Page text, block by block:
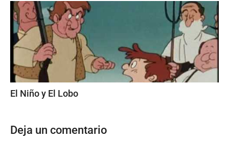
El Niño y El Lobo
Deja un comentario